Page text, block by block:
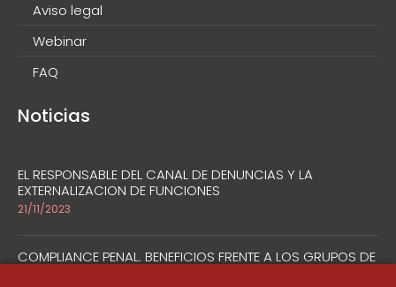
Aviso legal
Webinar
FAQ
Noticias
EL RESPONSABLE DEL CANAL DE DENUNCIAS Y LA
EXTERNALIZACION DE FUNCIONES
21/11/2023
COMPLIANCE PENAL. BENEFICIOS FRENTE A LOS GRUPOS DE